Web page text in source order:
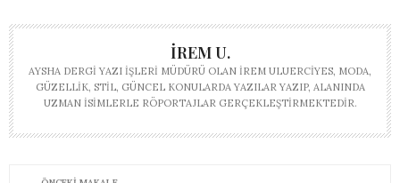
İREM U.
AYSHA DERGI YAZI İŞLERI MÜDÜRÜ OLAN İREM ULUERCIYES, MODA,
GÜZELLIK, STIL, GÜNCEL KONULARDA YAZILAR YAZIP, ALANINDA
UZMAN ISIMLERLE RÖPORTAJLAR GERÇEKLEŞTIRMEKTEDIR.